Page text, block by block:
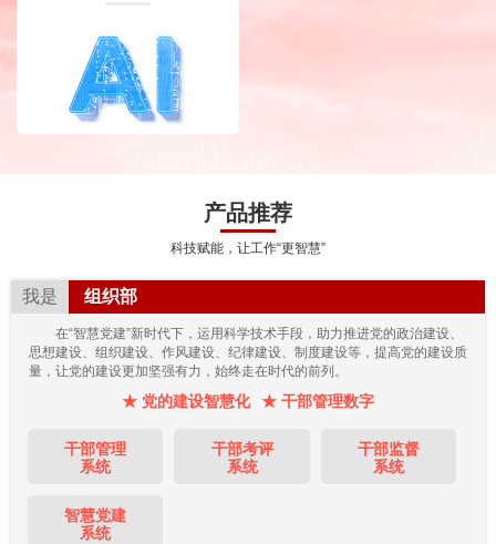
产品推荐
科技赋能，让工作“更智慧”
我是 组织部
在“智慧党建”新时代下，运用科学技术手段，助力推进党的政治建设、
思想建设、组织建设、作风建设、纪律建设、制度建设等，提高党的建设质
量，让党的建设更加坚强有力，始终走在时代的前列。
★ 党的建设智慧化 ★ 干部管理数字
干部管理
系统
干部考评
系统
干部监督
系统
智慧党建
系统